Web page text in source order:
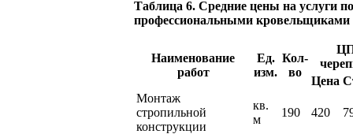
Таблица 6. Средние цены на услуги
профессиональными кровельщиками
Наименование
работ
Ед.
изм.
Кол-
во
Цена
Монтаж
стропильной
конструкции
кв.
м
190 420